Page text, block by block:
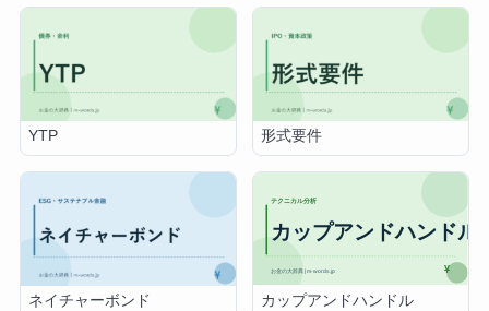
YTP 形式要件
ネイチャーボンド カップアンドハンドル